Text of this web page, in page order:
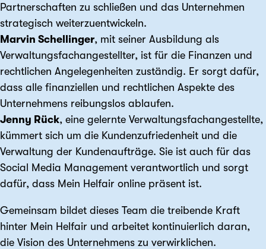
Partnerschaften zu schließen und das Unternehmen
strategisch weiterzuentwickeln.
Marvin Schellinger, mit seiner Ausbildung als
Verwaltungsfachangestellter, ist für die Finanzen und
rechtlichen Angelegenheiten zuständig. Er sorgt dafür,
dass alle finanziellen und rechtlichen Aspekte des
Unternehmens reibungslos ablaufen.
Jenny Rück, eine gelernte Verwaltungsfachangestellte,
kümmert sich um die Kundenzufriedenheit und die
Verwaltung der Kundenaufträge. Sie ist auch für das
Social Media Management verantwortlich und sorgt
dafür, dass Mein Helfair online präsent ist.
Gemeinsam bildet dieses Team die treibende Kraft
hinter Mein Helfair und arbeitet kontinuierlich daran,
die Vision des Unternehmens zu verwirklichen.